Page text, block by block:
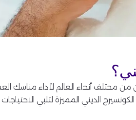
مختلف أنحاء العالم لأداء مناسك
الديني المميزة لتلبي الاحتياجات